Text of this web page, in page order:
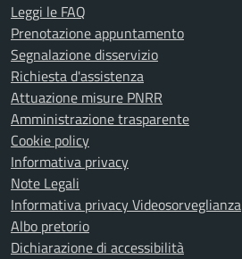
Leggi le FAQ
Prenotazione appuntamento
Segnalazione disservizio
Richiesta d'assistenza
Attuazione misure PNRR
Amministrazione trasparente
Cookie policy
Informativa privacy
Note Legali
Informativa privacy Videosorveglianza
Albo pretorio
Dichiarazione di accessibilità